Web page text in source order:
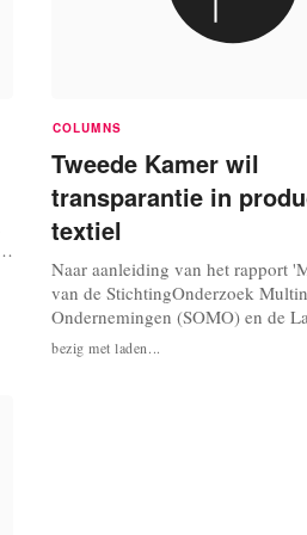
COLUMNS
Tweede Kamer wil
transparantie in
textiel
Naar aanleiding van het rapport
van de StichtingOnderzoek
Ondernemingen (SOMO) en de
Werkgroep (LIW), waaruit bleek
arbeidsomstandigheden in de
bezig met laden...